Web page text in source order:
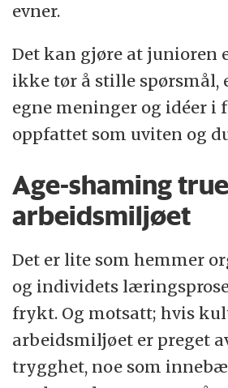
evner.
Det kan gjøre at junioren
ikke tør å stille
egne meninger og idéer i
oppfattet som uviten og
Age-shaming
arbeidsmiljøet
Det er lite som hemmer
og individets
frykt. Og motsatt; hvis
arbeidsmiljøet er preget
trygghet, noe som